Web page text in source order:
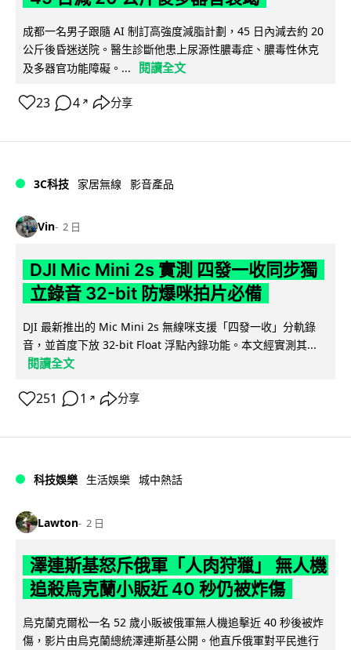
成都一名男子跟隨 AI 制訂高強度減脂計劃，45 日內減去約 20
公斤後昏迷送院。醫生診斷他患上尿源性膿毒症、膿毒性休克
及多器官功能障礙。...
閱讀全文
23 4 ↗ 分享
3C科技 家居無線 影音產品
Vin 2 日
DJI Mic Mini 2s 實測 四發一收同步獨
立錄音 32-bit 防爆咪拍片必備
DJI 最新推出的 Mic Mini 2s 無線咪支援「四發一收」分軌錄
音，並首度下放 32-bit Float 浮點內錄功能。本文經實測其...
閱讀全文
251 1 ↗ 分享
科技娛樂 生活娛樂 城中熱話
Lawton 2 日
澤連斯基怒斥俄軍「人肉狩獵」 無人機
追殺烏克蘭小販近 40 秒仍被炸傷
烏克蘭克爾松一名 52 歲小販被俄軍無人機追擊近 40 秒後被炸
傷，影片由烏克蘭總統澤連斯基公開。他直斥俄軍對平民進行